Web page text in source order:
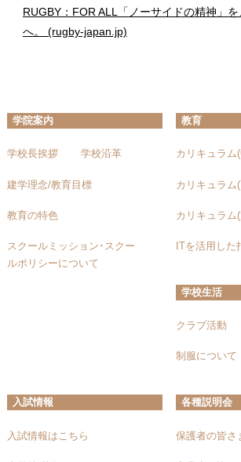
RUGBY：FOR ALL「ノーサイドの精神」
へ。 (rugby-japan.jp)
学院案内
学校長挨拶 学校沿革
建学理念/教育目標
教育の特色
スクールミッション･スクー
ルポリシーについて
教育
カリキュラム
カリキュラム
カリキュラム
ITを活用した
学校生活
クラブ活動
制服について
入試情報
入試情報はこちら
各種説明会
保護者の皆さ